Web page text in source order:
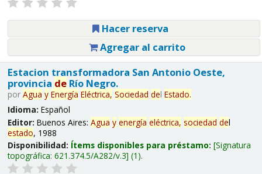
Hacer reserva
Agregar al carrito
Estacion transformadora San Antonio Oeste,
provincia deRío Negro.
por Agua y Energía Eléctrica, Sociedad del Estado.
Idioma: Español
Editor: Buenos Aires: Agua y energía eléctrica, sociedad del
estado, 1988
Disponibilidad: Ítems disponibles para préstamo: Signatura
topográfica: 621.374.5/A282/v.3 (1).